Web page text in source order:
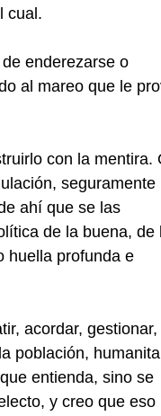
cual.
enderezarse o
al mareo que le
con la mentira.
seguramente
ahí que se las
de la buena, de
huella profunda e
acordar, gestionar,
población,
entienda, sino se
y creo que eso